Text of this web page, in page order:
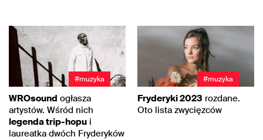
#muzyka
WROsound ogłasza
artystów. Wśród nich
legenda trip-hopu i
laureatka dwóch Fryderyków
#muzyka
Fryderyki 2023 rozdane.
Oto lista zwycięzców